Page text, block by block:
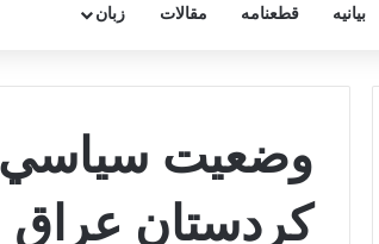
بیانیه قطعنامه مقالات زبان
وضعيت
كردستان عراق